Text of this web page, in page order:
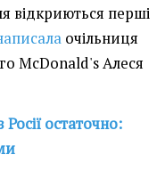
відкриються перші
очільниця
McDonald's Алеся
остаточно: